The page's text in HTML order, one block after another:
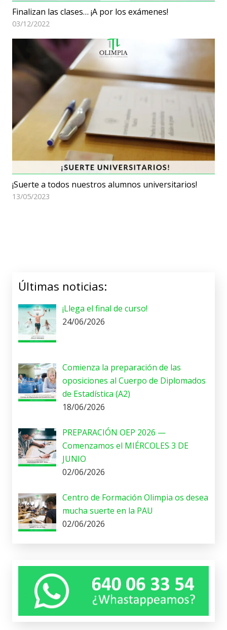
Finalizan las clases… ¡A por los exámenes!
03/12/2022
¡Suerte a todos nuestros alumnos universitarios!
13/05/2023
Últimas noticias:
¡Llega el final de curso!
24/06/2026
Comienza la preparación de las
oposiciones al Cuerpo de Diplomados
de Estadística (A2)
18/06/2026
PREPARACIÓN OEP 2026 —
Comenzamos el MIÉRCOLES 3 DE
JUNIO
02/06/2026
Centro de Formación Olimpia os desea
mucha suerte en la PAU
02/06/2026